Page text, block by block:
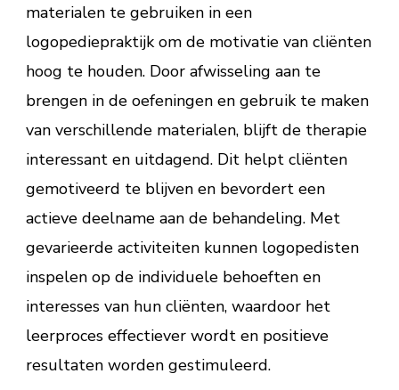
materialen te gebruiken in een
logopediepraktijk om de motivatie van cliënten
hoog te houden. Door afwisseling aan te
brengen in de oefeningen en gebruik te maken
van verschillende materialen, blijft de therapie
interessant en uitdagend. Dit helpt cliënten
gemotiveerd te blijven en bevordert een
actieve deelname aan de behandeling. Met
gevarieerde activiteiten kunnen logopedisten
inspelen op de individuele behoeften en
interesses van hun cliënten, waardoor het
leerproces effectiever wordt en positieve
resultaten worden gestimuleerd.